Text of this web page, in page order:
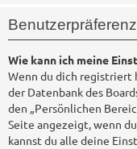
Wie kann ich meine
Wenn du dich registriert
der Datenbank des
den „Persönlichen
Seite angezeigt, wenn
kannst du alle deine